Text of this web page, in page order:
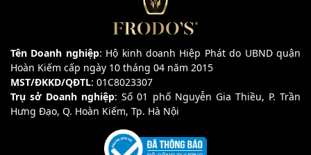
Tên Doanh nghiệp: Hộ kinh doanh Hiệp Phát do UBND quận
Hoàn Kiếm cấp ngày 10 tháng 04 năm 2015
MST/ĐKKD/QĐTL: 01C8023307
Trụ sở Doanh nghiệp: Số 01 phố Nguyễn Gia Thiều, P. Trần
Hưng Đạo, Q. Hoàn Kiếm, Tp. Hà Nội